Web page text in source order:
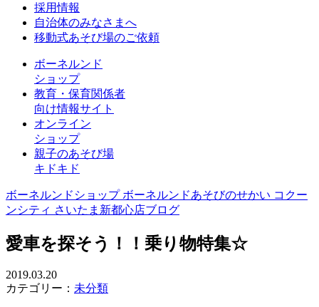
採用情報
自治体のみなさまへ
移動式あそび場のご依頼
ボーネルンド
ショップ
教育・保育関係者
向け情報サイト
オンライン
ショップ
親子のあそび場
キドキド
ボーネルンドショップ ボーネルンドあそびのせかい コクー
ンシティ さいたま新都心店ブログ
愛車を探そう！！乗り物特集☆
2019.03.20
カテゴリー： 未分類